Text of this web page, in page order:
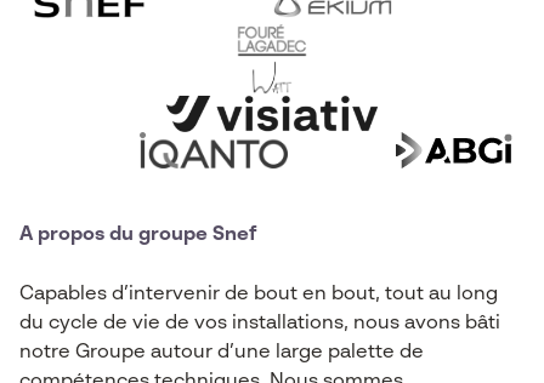
A propos du groupe Snef
Capables d’intervenir de bout en bout, tout au long
du cycle de vie de vos installations, nous avons bâti
notre Groupe autour d’une large palette de